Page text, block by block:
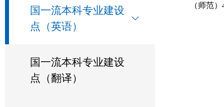
国一流本科专业建设
点（英语）
国一流本科专业建设
点（翻译）
（师范